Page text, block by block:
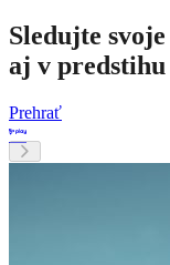
Sledujte
aj v predstihu
Prehrať